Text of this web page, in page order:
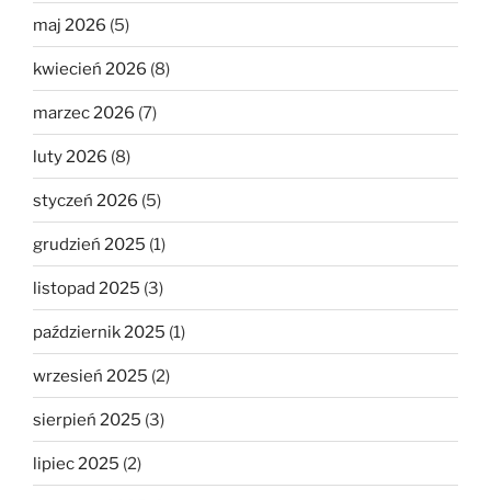
maj 2026 (5)
kwiecień 2026 (8)
marzec 2026 (7)
luty 2026 (8)
styczeń 2026 (5)
grudzień 2025 (1)
listopad 2025 (3)
październik 2025 (1)
wrzesień 2025 (2)
sierpień 2025 (3)
lipiec 2025 (2)